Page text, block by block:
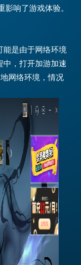
响了游戏体验。
能是由于网络环境
，打开加游加速
网络环境，情况